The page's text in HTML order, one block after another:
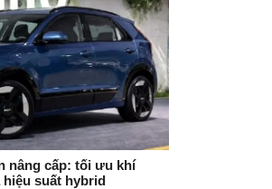
nâng cấp: tối ưu khí
hiệu suất hybrid